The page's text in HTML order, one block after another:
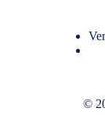
©